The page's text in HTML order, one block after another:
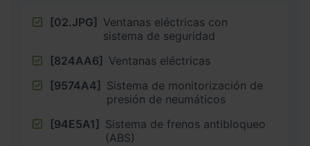
[02.JPG] Ventanas eléctricas con
sistema de seguridad
[824AA6] Ventanas eléctricas
[9574A4] Sistema de monitorización de
presión de neumáticos
[94E5A1] Sistema de frenos antibloqueo
(ABS)